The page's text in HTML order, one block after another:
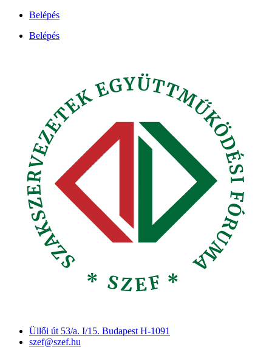
Ugrás
tartalomhoz
Belépés
Belépés
Üllői út 53/a. I/15. Budapest H-1091
szef@szef.hu